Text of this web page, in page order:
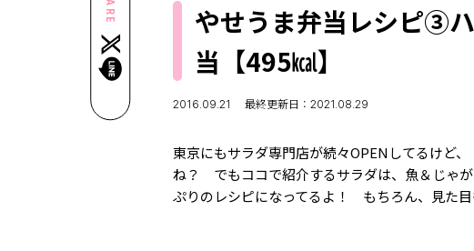
やせうま弁当レシピ③
当【495㎉】
2016.09.21 最終更新日：2021.08.29
東京にもサラダ専門店が続々OPENしてるけど
ね？ でもココで紹介するサラダは、魚＆じゃ
ぷりのレシピになってるよ！ もちろん、見た